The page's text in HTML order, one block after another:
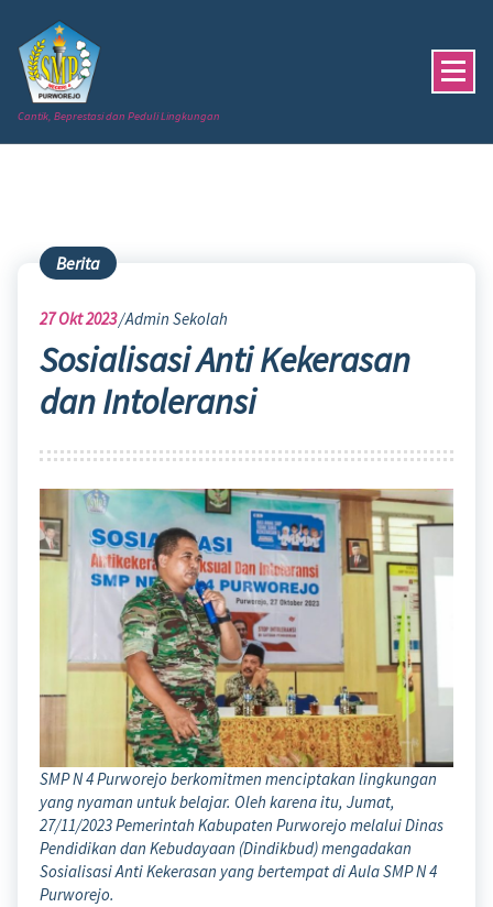
content
Cantik, Beprestasi dan Peduli Lingkungan
Berita
27Okt 2023 Admin Sekolah
Sosialisasi Anti Kekerasan
dan Intoleransi
SMP N 4 Purworejo berkomitmen menciptakan lingkungan
yang nyaman untuk belajar. Oleh karena itu, Jumat,
27/11/2023 Pemerintah Kabupaten Purworejo melalui Dinas
Pendidikan dan Kebudayaan (Dindikbud) mengadakan
Sosialisasi Anti Kekerasan yang bertempat di Aula SMP N 4
Purworejo.